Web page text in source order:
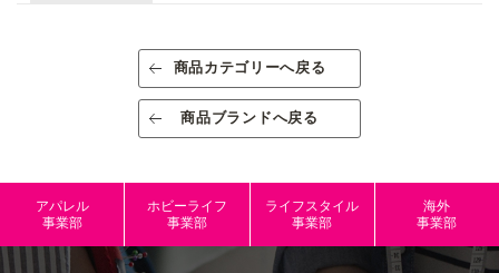
PS
出荷単位：3
イズ
本体サイズ
商品カテゴリーへ戻る
商品ブランドへ戻る
アパレル
事業部
ホビーライフ
事業部
ライフスタイル
事業部
海外
事業部